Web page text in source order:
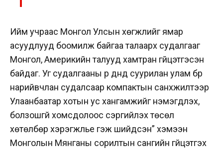
Ийм учраас Монгол Улсын хөгжлийг ямар
асуудлууд боомилж байгаа талаарх судалгааг
Монгол, Америкийн талууд хамтран гүйцэтгэсэн
байдаг. Уг судалгааны үр дүнд суурилан улам бүр
нарийвчлан судалсаар компактын санхүүжилтээр
Улаанбаатар хотын ус хангамжийг нэмэгдүүлэх,
болзошгүй хомсдолоос сэргийлэх төсөл
хөтөлбөр хэрэгжүүлье гэж шийдсэн” хэмээн
Монголын Мянганы сорилтын сангийн гүйцэтгэх